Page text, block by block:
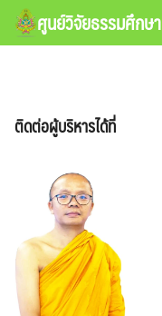
Skip
ศูนย์วิจัยธรรมศึกษา
Search
ติดต่อผู้บริหารได้ที่